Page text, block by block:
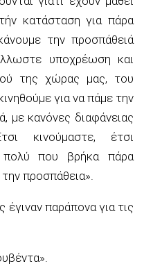
κατάσταση για πάρα
την προσπάθειά
υποχρέωση και
της χώρας μας, του
για να πάμε την
με κανόνες διαφάνειας
κινούμαστε, έτσι
πολύ που βρήκα πάρα
προσπάθεια».
παράπονα για τις